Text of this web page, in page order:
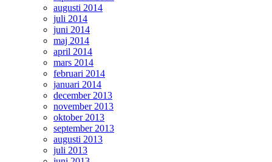
augusti 2014
juli 2014
juni 2014
maj 2014
april 2014
mars 2014
februari 2014
januari 2014
december 2013
november 2013
oktober 2013
september 2013
augusti 2013
juli 2013